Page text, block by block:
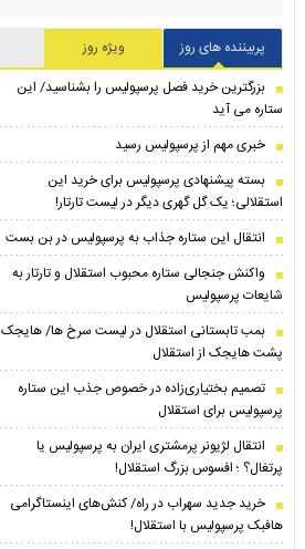
پربیننده های روز
ویژه روز
بزرگترین خرید فصل پرسپولیس را بشناسید/ این
ستاره می آید
خبری مهم از پرسپولیس رسید
بسته پیشنهادی پرسپولیس برای خرید این
استقلالی؛ یک گل گهری دیگر در لیست تارتار!
انتقال این ستاره جذاب به پرسپولیس در بن بست
واکنش جنجالی ستاره محبوب استقلال و تارتار به
شایعات پرسپولیس
بمب تابستانی استقلال در لیست سرخ ها/ هایجک
پشت هایجک از استقلال
تصمیم بختیاری‌زاده در خصوص جذب این ستاره
پرسپولیس برای استقلال
انتقال لژیونر پرمشتری ایران به پرسپولیس یا
پرتغال؟ ؛ افسوس بزرگ استقلال!
خرید جدید سهراب در راه/ کنش‌های اینستاگرامی
هافبک پرسپولیس با استقلال!